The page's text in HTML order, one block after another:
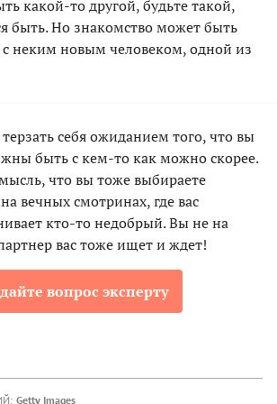
какой-то другой, будьте такой,
быть. Но знакомство может быть
с неким новым человеком, одной из
себя ожиданием того, что вы
быть с кем-то как можно скорее.
что вы тоже выбираете
вечных смотринах, где вас
кто-то недобрый. Вы не на
вас тоже ищет и ждет!
вопрос эксперту
Getty Images